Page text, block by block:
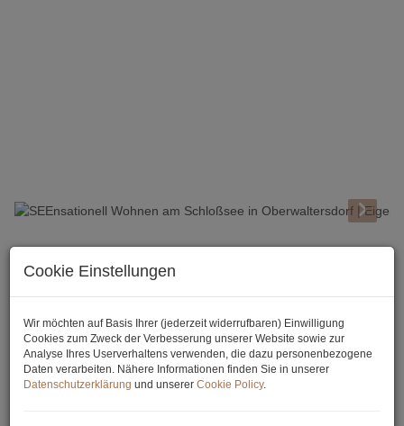
Der Traum vom Haus am See!
Besonders für Familien und Paare geeignet liegt diese
einzigartige Immobilie direkt am See, in einer wundervoll grünen
Umgebung. Das 1989 errichtete Einfamilienhaus besticht neben
der erstklassigen und grandiosen Lage durch eine durchdachte
Cookie Einstellungen
Wir möchten auf Basis Ihrer (jederzeit widerrufbaren) Einwilligung
Cookies zum Zweck der Verbesserung unserer Website sowie zur
Analyse Ihres Userverhaltens verwenden, die dazu personenbezogene
Daten verarbeiten. Nähere Informationen finden Sie in unserer
Datenschutzerklärung und unserer Cookie Policy.